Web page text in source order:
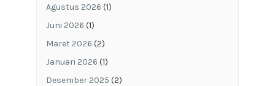
Agustus 2026 (1)
Juni 2026 (1)
Maret 2026 (2)
Januari 2026 (1)
Desember 2025 (2)